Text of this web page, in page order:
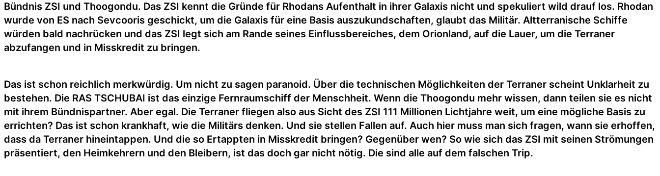
Bündnis ZSI und Thoogondu. Das ZSI kennt die Gründe für Rhodans Aufenthalt in ihrer Galaxis nicht und spekuliert wild drauf los. Rhodan
wurde von ES nach Sevcooris geschickt, um die Galaxis für eine Basis auszukundschaften, glaubt das Militär. Altterranische Schiffe
würden bald nachrücken und das ZSI legt sich am Rande seines Einflussbereiches, dem Orionland, auf die Lauer, um die Terraner
abzufangen und in Misskredit zu bringen.
Das ist schon reichlich merkwürdig. Um nicht zu sagen paranoid. Über die technischen Möglichkeiten der Terraner scheint Unklarheit zu
bestehen. Die RAS TSCHUBAI ist das einzige Fernraumschiff der Menschheit. Wenn die Thoogondu mehr wissen, dann teilen sie es nicht
mit ihrem Bündnispartner. Aber egal. Die Terraner fliegen also aus Sicht des ZSI 111 Millionen Lichtjahre weit, um eine mögliche Basis zu
errichten? Das ist schon krankhaft, wie die Militärs denken. Und sie stellen Fallen auf. Auch hier muss man sich fragen, wann sie erhoffen,
dass da Terraner hineintappen. Und die so Ertappten in Misskredit bringen? Gegenüber wen? So wie sich das ZSI mit seinen Strömungen
präsentiert, den Heimkehrern und den Bleibern, ist das doch gar nicht nötig. Die sind alle auf dem falschen Trip.